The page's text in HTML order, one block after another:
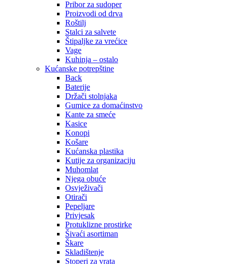
Pribor za sudoper
Proizvodi od drva
Roštilj
Stalci za salvete
Štipaljke za vrećice
Vage
Kuhinja – ostalo
Kućanske potrepštine
Back
Baterije
Držači stolnjaka
Gumice za domaćinstvo
Kante za smeće
Kasice
Konopi
Košare
Kućanska plastika
Kutije za organizaciju
Muhomlat
Njega obuće
Osvježivači
Otirači
Pepeljare
Privjesak
Protuklizne prostirke
Šivaći asortiman
Škare
Skladištenje
Stoperi za vrata